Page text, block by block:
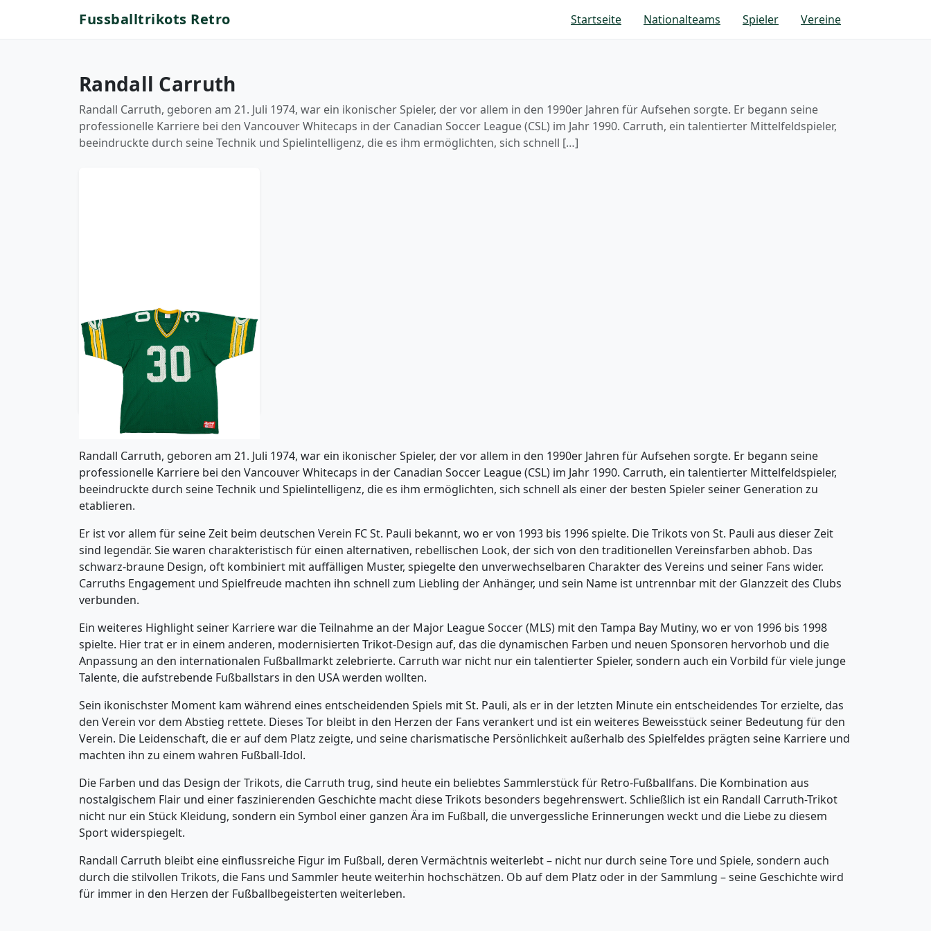
Fussballtrikots Retro Startseite Nationalteams Spieler Vereine
Randall Carruth
Randall Carruth, geboren am 21. Juli 1974, war ein ikonischer Spieler, der vor allem in den 1990er Jahren für Aufsehen sorgte. Er begann seine
professionelle Karriere bei den Vancouver Whitecaps in der Canadian Soccer League (CSL) im Jahr 1990. Carruth, ein talentierter Mittelfeldspieler,
beeindruckte durch seine Technik und Spielintelligenz, die es ihm ermöglichten, sich schnell […]
1986-88 Green Bay Packers
Carruth #30 Rawlings Home
Jersey (Good) XL
71.99£ · ca. €85
Randall Carruth, geboren am 21. Juli 1974, war ein ikonischer Spieler, der vor allem in den 1990er Jahren für Aufsehen sorgte. Er begann seine
professionelle Karriere bei den Vancouver Whitecaps in der Canadian Soccer League (CSL) im Jahr 1990. Carruth, ein talentierter Mittelfeldspieler,
beeindruckte durch seine Technik und Spielintelligenz, die es ihm ermöglichten, sich schnell als einer der besten Spieler seiner Generation zu
etablieren.
Er ist vor allem für seine Zeit beim deutschen Verein FC St. Pauli bekannt, wo er von 1993 bis 1996 spielte. Die Trikots von St. Pauli aus dieser Zeit
sind legendär. Sie waren charakteristisch für einen alternativen, rebellischen Look, der sich von den traditionellen Vereinsfarben abhob. Das
schwarz-braune Design, oft kombiniert mit auffälligen Muster, spiegelte den unverwechselbaren Charakter des Vereins und seiner Fans wider.
Carruths Engagement und Spielfreude machten ihn schnell zum Liebling der Anhänger, und sein Name ist untrennbar mit der Glanzzeit des Clubs
verbunden.
Ein weiteres Highlight seiner Karriere war die Teilnahme an der Major League Soccer (MLS) mit den Tampa Bay Mutiny, wo er von 1996 bis 1998
spielte. Hier trat er in einem anderen, modernisierten Trikot-Design auf, das die dynamischen Farben und neuen Sponsoren hervorhob und die
Anpassung an den internationalen Fußballmarkt zelebrierte. Carruth war nicht nur ein talentierter Spieler, sondern auch ein Vorbild für viele junge
Talente, die aufstrebende Fußballstars in den USA werden wollten.
Sein ikonischster Moment kam während eines entscheidenden Spiels mit St. Pauli, als er in der letzten Minute ein entscheidendes Tor erzielte, das
den Verein vor dem Abstieg rettete. Dieses Tor bleibt in den Herzen der Fans verankert und ist ein weiteres Beweisstück seiner Bedeutung für den
Verein. Die Leidenschaft, die er auf dem Platz zeigte, und seine charismatische Persönlichkeit außerhalb des Spielfeldes prägten seine Karriere und
machten ihn zu einem wahren Fußball-Idol.
Die Farben und das Design der Trikots, die Carruth trug, sind heute ein beliebtes Sammlerstück für Retro-Fußballfans. Die Kombination aus
nostalgischem Flair und einer faszinierenden Geschichte macht diese Trikots besonders begehrenswert. Schließlich ist ein Randall Carruth-Trikot
nicht nur ein Stück Kleidung, sondern ein Symbol einer ganzen Ära im Fußball, die unvergessliche Erinnerungen weckt und die Liebe zu diesem
Sport widerspiegelt.
Randall Carruth bleibt eine einflussreiche Figur im Fußball, deren Vermächtnis weiterlebt – nicht nur durch seine Tore und Spiele, sondern auch
durch die stilvollen Trikots, die Fans und Sammler heute weiterhin hochschätzen. Ob auf dem Platz oder in der Sammlung – seine Geschichte wird
für immer in den Herzen der Fußballbegeisterten weiterleben.